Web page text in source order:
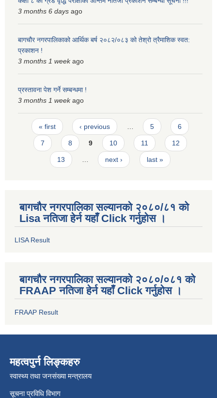
3 months 6 days ago
बागचौर नगरपालिकाको आर्थिक बर्ष २०८२/०८३ को तेश्रो त्रैमाशिक स्वत:
प्रकाशन !
3 months 1 weekago
प्रस्तावना पेश गर्ने सम्बन्धमा !
3 months 1 weekago
Pages
« first ‹ previous … 5 6
7 8 9 10 11 12
13 … next › last »
बागचौर नगरपालिका सल्यानको २०८०/८१ को
Lisa नतिजा हेर्न यहाँ Click गर्नुहोस ।
LISA Result
बागचौर नगरपालिका सल्यानको २०८०/०८१ को
FRAAP नतिजा हेर्न यहाँ Click गर्नुहोस ।
FRAAP Result
महत्वपुर्न लिङ्कहरु
स्वास्थ्य तथा जनसंख्या मन्त्रालय
सूचना प्रविधि विभाग